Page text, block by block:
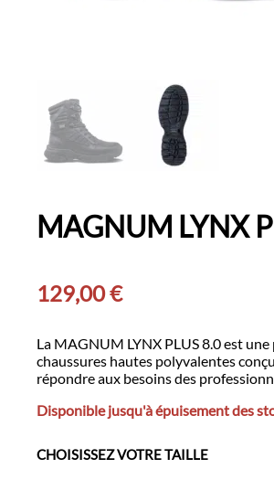
MAGNUM LYNX
129,00€
La MAGNUM LYNX PLUS 8.0 est une
chaussures hautes polyvalentes
répondre aux besoins des
Disponible jusqu'à épuisement des
CHOISISSEZ VOTRE TAILLE